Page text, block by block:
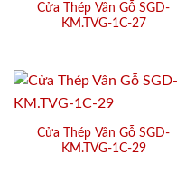
Cửa Thép Vân Gỗ SGD-
KM.TVG-1C-27
Cửa Thép Vân Gỗ SGD-
KM.TVG-1C-29